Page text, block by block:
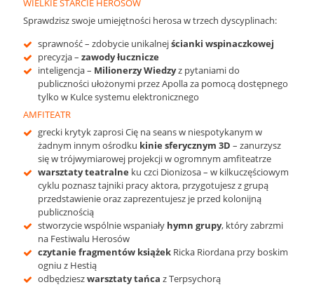
WIELKIE STARCIE HEROSÓW
Sprawdzisz swoje umiejętności herosa w trzech dyscyplinach:
sprawność – zdobycie unikalnejścianki wspinaczkowej
precyzja – zawody łucznicze
inteligencja – Milionerzy Wiedzyz pytaniami do
publiczności ułożonymi przez Apolla za pomocą dostępnego
tylko w Kulce systemu elektronicznego
AMFITEATR
grecki krytyk zaprosi Cię na seans w niespotykanym w
żadnym innym ośrodku kinie sferycznym 3D – zanurzysz
się w trójwymiarowej projekcji w ogromnym amfiteatrze
warsztaty teatralne ku czci Dionizosa – w kilkuczęściowym
cyklu poznasz tajniki pracy aktora, przygotujesz z grupą
przedstawienie oraz zaprezentujesz je przed kolonijną
publicznością
stworzycie wspólnie wspaniałyhymn grupy, który zabrzmi
na Festiwalu Herosów
czytanie fragmentów książekRicka Riordana przy boskim
ogniu z Hestią
odbędzieszwarsztaty tańca z Terpsychorą